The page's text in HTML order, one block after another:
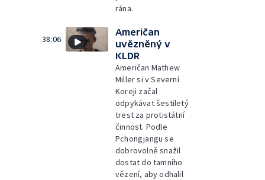
rána.
38:06
Američan
uvězněný v
KLDR
Američan Mathew
Miller si v Severní
Koreji začal
odpykávat šestiletý
trest za protistátní
činnost. Podle
Pchongjangu se
dobrovolně snažil
dostat do tamního
vězení, aby odhalil